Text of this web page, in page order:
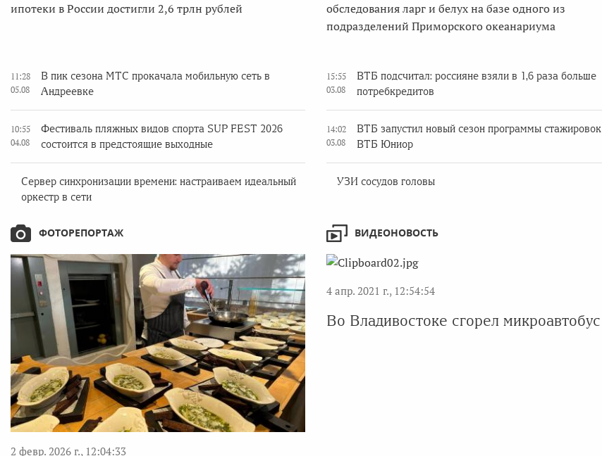
ипотеки в России достигли 2,6 трлн рублей
обследования ларг и белух на базе одного из
подразделений Приморского океанариума
11:28
05.08
В пик сезона МТС прокачала мобильную сеть в
Андреевке
10:55
04.08
Фестиваль пляжных видов спорта SUP FEST 2026
состоится в предстоящие выходные
Сервер синхронизации времени: настраиваем идеальный
оркестр в сети
15:55
03.08
ВТБ подсчитал: россияне взяли в 1,6 раза больше
потребкредитов
14:02
03.08
ВТБ запустил новый сезон программы стажировок
ВТБ Юниор
УЗИ сосудов головы
ФОТОРЕПОРТАЖ
2 февр. 2026 г., 12:04:33
ВИДЕОНОВОСТЬ
4 апр. 2021 г., 12:54:54
Во Владивостоке сгорел микроавтобус